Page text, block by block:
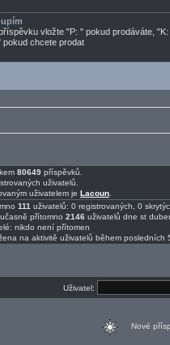
vložte "P: " pokud prodáváte,
pokud chcete prodat
80649 příspěvků.
uživatelů.
uživatelem je Lacoun
111 uživatelů: 0 registrovaných, 0
přítomno 2146 uživatelů dne st
nikdo není přítomen
na aktivitě uživatelů během posledních
Uživatel:
Nové